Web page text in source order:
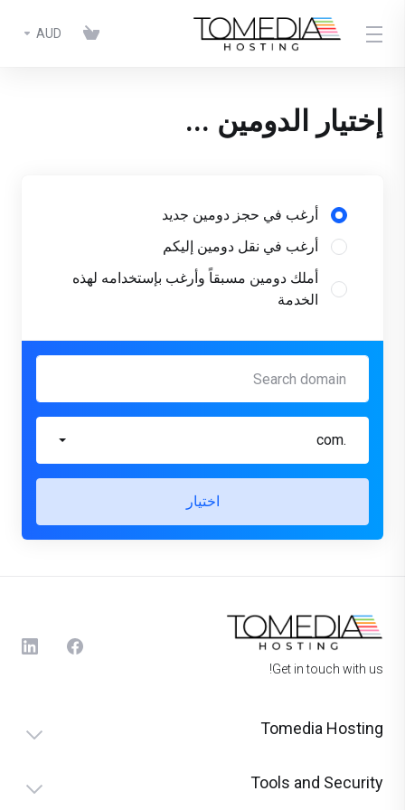
AUD
إختيار الدومين ...
أرغب في حجز دومين جديد
أرغب في نقل دومين إليكم
أملك دومين مسبقاً وأرغب بإستخدامه لهذه
الخدمة
.com
اختيار
Get in touch with us!
Tomedia Hosting
Tools and Security